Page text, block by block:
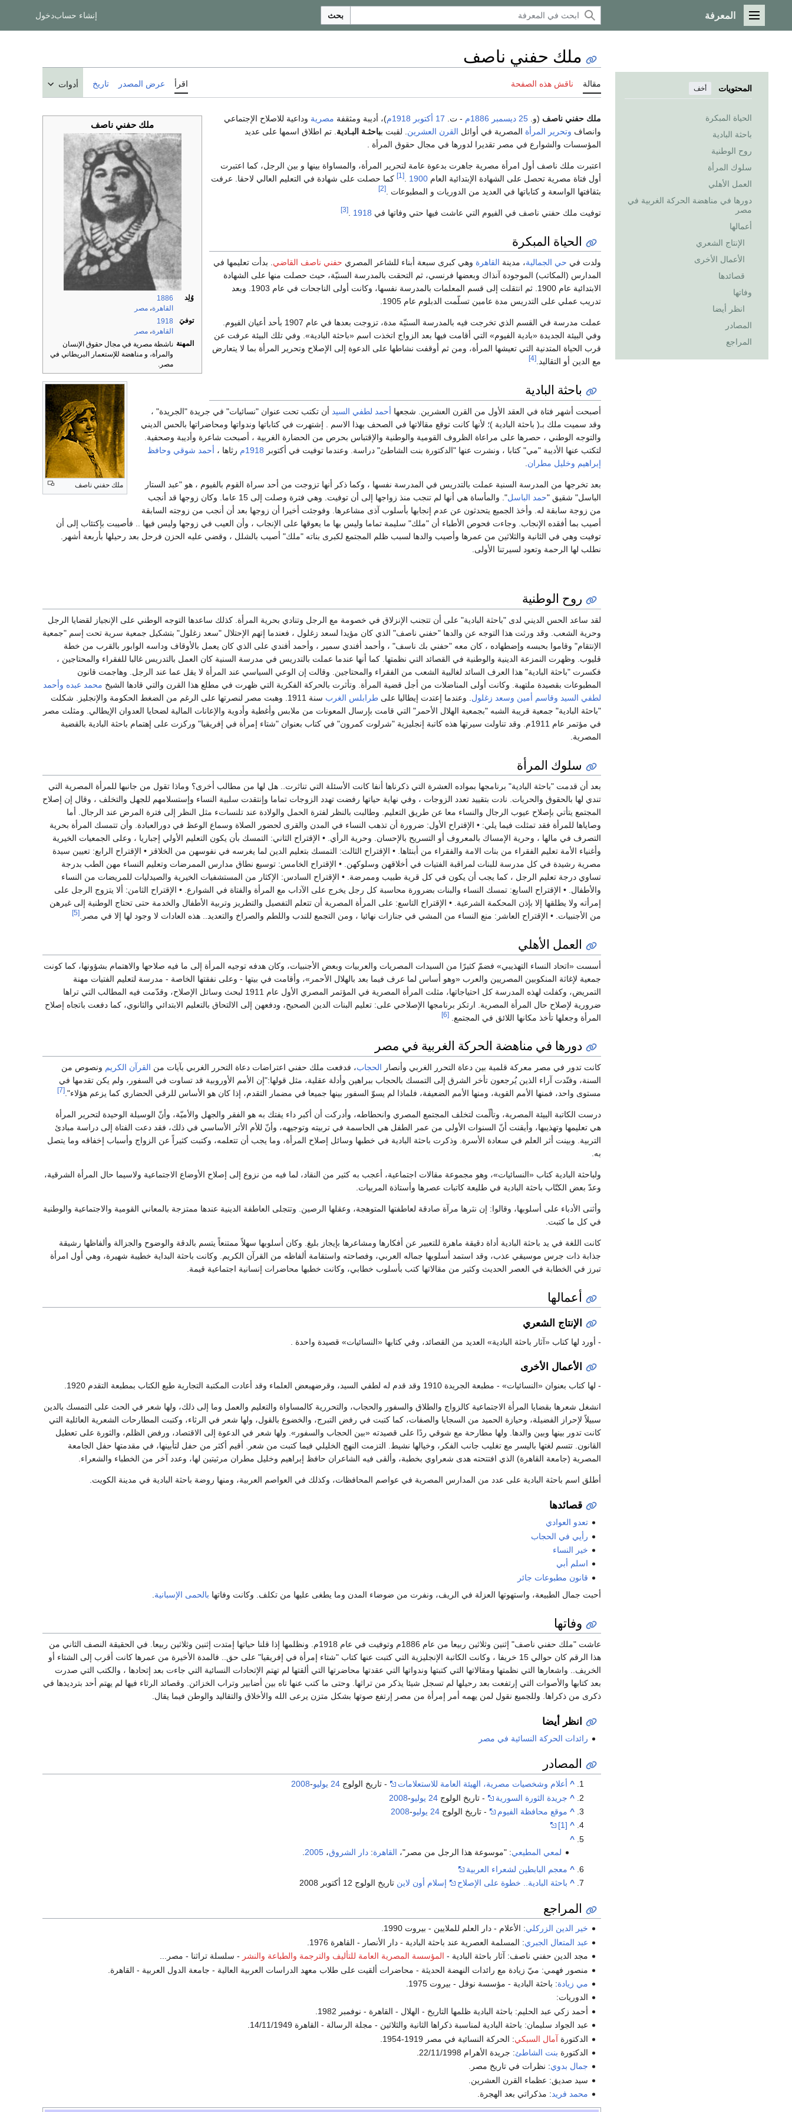
القائمة الرئيسية
المعرفة بحث إنشاء حسابدخول
المحتويات أخف
الحياة المبكرة
باحثة البادية
روح الوطنية
سلوك المرأة
العمل الأهلي
دورها في مناهضة الحركة الغربية في
مصر
أعمالها
الإنتاج الشعري
الأعمال الأخرى
قصائدها
وفاتها
انظر أيضا
المصادر
المراجع
ملك حفني ناصف
مقالة ناقش هذه الصفحة اقرأ عرض المصدر تاريخ أدوات
ملك حفني ناصف
وُلِد
1886
القاهرة، مصر
توفيَ
1918
القاهرة، مصر
المهنة ناشطة مصرية في مجال حقوق الإنسان
والمرأة، و مناهضة للإستعمار البريطاني في
مصر.
ملك حفني ناصف
ملك حفني ناصف (و. 25 ديسمبر 1886م - ت. 17 أكتوبر 1918م )، أديبة ومثقفة مصرية وداعية للاصلاح الإجتماعي
وانصاف وتحرير المرأة المصرية في أوائل القرن العشرين . لقبت بباحثـة البـادية . تم اطلاق اسمها على عديد
المؤسسات والشوارع في مصر تقديرا لدورها في مجال حقوق المرأة .
اعتبرت ملك ناصف أول امرأة مصرية جاهرت بدعوة عامة لتحرير المرأة، والمساواة بينها و بين الرجل، كما اعتبرت
أول فتاة مصرية تحصل على الشهادة الإبتدائية العام 1900
[1]
كما حصلت على شهادة في التعليم العالي لاحقا. عرفت
بثقافتها الواسعة و كتاباتها في العديد من الدوريات و المطبوعات .
[2]
توفيت ملك حفني ناصف في الفيوم التي عاشت فيها حتي وفاتها في 1918
[3]
الحياة المبكرة
ولدت في حي الجمالية، مدينة القاهرة وهي كبرى سبعة أبناء للشاعر المصري حفني ناصف القاضي. بدأت تعليمها في
المدارس (المكاتب) الموجودة آنذاك وبعضها فرنسي، ثم التحقت بالمدرسة السنيّة، حيث حصلت منها على الشهادة
الابتدائية عام 1900. ثم انتقلت إلى قسم المعلمات بالمدرسة نفسها، وكانت أولى الناجحات في عام 1903. وبعد
تدريب عملي على التدريس مدة عامين تسلّمت الدبلوم عام 1905.
عملت مدرسة في القسم الذي تخرجت فيه بالمدرسة السنيّة مدة، تزوجت بعدها في عام 1907 بأحد أعيان الفيوم.
وفي البيئة الجديدة «بادية الفيوم» التي أقامت فيها بعد الزواج اتخذت اسم «باحثة البادية». وفي تلك البيئة عرفت عن
قرب الحياة المتدنية التي تعيشها المرأة، ومن ثم أوقفت نشاطها على الدعوة إلى الإصلاح وتحرير المرأة بما لا يتعارض
مع الدين أو التقاليد.[4]
باحثة البادية
أصبحت أشهر فتاة في العقد الأول من القرن العشرين. شجعها أحمد لطفي السيد أن تكتب تحت عنوان "نسائيات" في جريدة "الجريدة" ،
وقد سميت ملك بـ( باحثة البادية )؛ لأنها كانت توقع مقالاتها في الصحف بهذا الاسم . إشتهرت في كتاباتها وندواتها ومحاضراتها بالحس الديني
والتوجه الوطني ، حصرها على مراعاة الظروف القومية والوطنية والإقتباس بحرص من الحضارة الغربية ، أصبحت شاعرة وأديبة وصحفية.
لتكتب عنها الأديبة "مي" كتابا ، ونشرت عنها "الدكتورة بنت الشاطئ" دراسة. وعندما توفيت في أكتوبر 1918م رثاها ، أحمد شوقي وحافظ
إبراهيم وخليل مطران
بعد تخرجها من المدرسة السنية عملت بالتدريس في المدرسة نفسها ، وكما ذكر أنها تزوجت من أحد سراة القوم بالفيوم ، هو "عبد الستار
الباسل" شقيق "حمد الباسل
". والمأساة هي أنها لم تنجب منذ زواجها إلى أن توفيت. وهي فترة وصلت إلى 15 عاما. وكان زوجها قد أنجب
من زوجة سابقة له. وأخذ الجميع يتحدثون عن عدم إنجابها بأسلوب آذى مشاعرها. وفوجئت أخيرا أن زوجها بعد أن أنجب من زوجته السابقة
أصيب بما أفقده الإنجاب. وجاءت فحوص الأطباء أن "ملك" سليمة تماما وليس بها ما يعوقها على الإنجاب ، وأن العيب في زوجها وليس فيها .. فأصيبت بإكتئاب إلى أن
توفيت وهي في الثانية والثلاثين من عمرها وأصيب والدها لسبب ظلم المجتمع لكبرى بناته "ملك" أصيب بالشلل ، وقضي عليه الحزن فرحل بعد رحيلها بأربعة أشهر.
نطلب لها الرحمة وتعود لسيرتنا الأولى.
روح الوطنية
لقد ساعد الحس الديني لدى "باحثة البادية" على أن تتجنب الإنزلاق في خصومة مع الرجل وتنادي بحرية المرأة. كذلك ساعدها التوجه الوطني على الإنجياز لقضايا الرجل
وحرية الشعب. وقد ورثت هذا التوجه عن والدها "حفني ناصف" الذي كان مؤيدا لسعد زغلول ، فعندما إتهم الإحتلال "سعد زغلول" بتشكيل جمعية سرية تحت إسم "جمعية
الإنتقام" وقاموا بحبسه وإضطهاده ، كان معه "حفني بك ناسف" ، وأحمد أفندي سمير ، وأحمد أفندي على الذي كان يعمل بالأوقاف وداسه الوابور بالقرب من خطة
قليوب. وظهرت النمزعة الدينية والوطنية في القصائد التي نظمتها. كما أنها عندما عملت بالتدريس في مدرسة السنية كان العمل بالتدريس غالبا للفقراء والمحتاجين ،
فكسرت "باحثة البادية" هذا العرف السائد لغالبية الشعب من الفقراء والمحتاجين. وقالت إن الوعي السياسي عند المرأة لا يقل عما عند الرجل. وهاجمت قانون
المطبوعات بقصيدة ملتهبة. وكانت أولى المناضلات من أجل قضية المرأة. وتأثرت بالحركة الفكرية التي ظهرت في مطلع هذا القرن والتي قادها الشيخ محمد عبده وأحمد
لطفي السيد وقاسم أمين وسعد زغلول . وعندما إعتدت إيطاليا على طرابلس الغرب
سنة 1911. وهبت مصر لنصرتها على الرغم من الضغط الحكومة والإنجليز. شكلت
"باحثة البادية" جمعية قريبة الشبه "بجمعية الهلال الأحمر" التي قامت بإرسال المعونات من ملابس وأغطية وأدوية والإعانات المالية لضحايا العدوان الإيطالي. ومثلت مصر
في مؤتمر عام 1911م. وقد تناولت سيرتها هذه كاتبة إنجليزية "شرلوت كمرون" في كتاب بعنوان "شتاء إمرأة في إفريقيا" وركزت على إهتمام باحثة البادية بالقضية
المصرية.
سلوك المرأة
بعد أن قدمت "باحثة البادية" برنامجها بمواده العشرة التي ذكرناها أنفا كانت الأسئلة التي تناثرت.. هل لها من مطالب أخرى؟ وماذا تقول من جانبها للمرأة المصرية التي
تندي لها بالحقوق والحريات. نادت بتقييد تعدد الزوجات ، وفي نهاية حياتها رفضت تهدد الزوجات تماما وإنتقدت سلبية النساء وإستسلامهم للجهل والتخلف ، وقال إن إصلاح
المجتمع يتأتي بإصلاح عيوب الرجال والنساء معا عن طريق التعليم. وطالبت بالنظر لفترة الحمل والولادة عند تلنساتء مثل النظر إلى فترة المرض عند الرجال. أما
وصاياها للمرأة فقد تمثلت فيما يلي: • الإقتراح الأول: ضرورة أن تذهب النساء في المدن والقرى لحضور الصلاة وسماع الوعظ في دورالعبادة. وأن تتمسك المرأة بحرية
التصرف في مالها ، وحرية الإمساك بالمعروف أو التسريح بالإحسان. وحرية الرأي. • الإقتراح الثاني: التمسك بأن يكون التعليم الأولي إجباريا ، وعلى الجمعيات الخيرية
وأغنياء الأمة تعليم الفقراء من بنات الامة والفقراء من أبنئاها. • الإقتراح الثالث: التمسك بتعليم الدين لما يغرسه في نفوسهن من الخلاقز • الإقتراح الرابع: تعيين سيدة
مصرية رشيدة في كل مدرسة للبنات لمراقبة الفتيات في أخلاقهن وسلوكهن. • الإقتراح الخامس: توسيع نطاق مدارس الممرضات وتعليم النساء مهن الطب بدرجة
تساوي درجة تعليم الرجل ، كما يجب أن يكون في كل قرية طبيب وممرضة. • الإقتراح السادس: الإكثار من المستشفيات الخيرية والصيدليات للمريضات من النساء
والأطفال. • الإقتراح السابع: تمسك النساء والبنات بضرورة محاسبة كل رجل يخرج على الآداب مع المرأة والفتاة في الشوارع. • الإقتراح الثامن: ألا يتزوج الرجل على
إمرأته ولا يطلقها إلا بإذن المحكمة الشرعية. • الإقتراح التاسع: على المرأة المصرية أن تتعلم التفصيل والتطريز وتربية الأطفال والخدمة حتى تحتاج الوطنية إلى غيرهن
من الأجنبيات. • الإقتراح العاشر: منع النساء من المشي في جنازات نهائيا ، ومن التجمع للندب واللطم والصراخ والتعديد.. هذه العادات لا وجود لها إلا في مصر.[5]
العمل الأهلي
أسست «اتحاد النساء التهذيبي» فضمّ كثيرًا من السيدات المصريات والعربيات وبعض الأجنبيات، وكان هدفه توجيه المرأة إلى ما فيه صلاحها والاهتمام بشؤونها، كما كونت
جمعية لإغاثة المنكوبين المصريين والعرب «وهو أساس لما عرف فيما بعد بالهلال الأحمر»، وأقامت في بيتها - وعلى نفقتها الخاصة - مدرسة لتعليم الفتيات مهنة
التمريض، وكفلت لهذه المدرسة كل احتياجاتها، مثلت المرأة المصرية في المؤتمر المصري الأول عام 1911 لبحث وسائل الإصلاح، وقدّمت فيه المطالب التي تراها
ضرورية لإصلاح حال المرأة المصرية. ارتكز برنامجها الإصلاحي على: تعليم البنات الدين الصحيح، ودفعهن إلى الالتحاق بالتعليم الابتدائي والثانوي، كما دفعت باتجاه إصلاح
المرأة وجعلها تأخذ مكانها اللائق في المجتمع.
[6]
دورها في مناهضة الحركة الغربية في مصر
كانت تدور في مصر معركة قلمية بين دعاة التحرر الغربي وأنصار الحجاب، فدفعت ملك حفني اعتراضات دعاة التحرر الغربي بآيات من القرآن الكريم ونصوص من
السنة، وفنّدت آراء الذين يُرجعون تأخر الشرق إلى التمسك بالحجاب ببراهين وأدلة عقلية، مثل قولها:"إن الأمم الأوروبية قد تساوت في السفور، ولم يكن تقدمها في
مستوى واحد، فمنها الأمم القوية، ومنها الأمم الضعيفة، فلماذا لم يسوّ السفور بينها جميعا في مضمار التقدم، إذا كان هو الأساس للرقي الحضاري كما يزعم هؤلاء". [7]
درست الكاتبة البيئة المصرية، وتألّمت لتخلف المجتمع المصري وانحطاطه، وأدركت أن أكبر داء يفتك به هو الفقر والجهل والأميّة، وأنّ الوسيلة الوحيدة لتحرير المرأة
هي تعليمها وتهذيبها، وأيقنت أنّ السنوات الأولى من عمر الطفل هي الحاسمة في تربيته وتوجيهه، وأنّ للأم الأثر الأساسي في ذلك، فقد دعت الفتاة إلى دراسة مبادئ
التربية. وبينت أثر العلم في سعادة الأسرة. وذكرت باحثة البادية في خطبها وسائل إصلاح المرأة، وما يجب أن تتعلمه، وكتبت كثيراً عن الزواج وأسباب إخفاقه وما يتصل
به.
ولباحثة البادية كتاب «النسائيات»، وهو مجموعة مقالات اجتماعية، أعجب به كثير من النقاد، لما فيه من نزوع إلى إصلاح الأوضاع الاجتماعية ولاسيما حال المرأة الشرقية،
وعدّ بعض الكتّاب باحثة البادية في طليعة كاتبات عصرها وأستاذة المربيات.
وأثنى الأدباء على أسلوبها، وقالوا: إن نثرها مرآة صادقة لعاطفتها المتوهجة، وعقلها الرصين. وتتجلى العاطفة الدينية عندها ممتزجة بالمعاني القومية والاجتماعية والوطنية
في كل ما كتبت.
كانت اللغة في يد باحثة البادية أداة دقيقة ماهرة للتعبير عن أفكارها ومشاعرها بإيجاز بليغ. وكان أسلوبها سهلاً ممتنعاً يتسم بالدقة والوضوح والجزالة وألفاظها رشيقة
جذابة ذات جرس موسيقي عذب، وقد استمد أسلوبها جماله العربي، وفصاحته واستقامة ألفاظه من القرآن الكريم. وكانت باحثة البداية خطيبة شهيرة، وهي أول امرأة
تبرز في الخطابة في العصر الحديث وكثير من مقالاتها كتب بأسلوب خطابي، وكانت خطبها محاضرات إنسانية اجتماعية قيمة.
أعمالها
الإنتاج الشعري
- أورد لها كتاب «آثار باحثة البادية» العديد من القصائد، وفي كتابها «النسائيات» قصيدة واحدة .
الأعمال الأخرى
- لها كتاب بعنوان «النسائيات» - مطبعة الجريدة 1910 وقد قدم له لطفي السيد، وقرضهبعض العلماء وقد أعادت المكتبة التجارية طبع الكتاب بمطبعة التقدم 1920.
انشغل شعرها بقضايا المرأة الاجتماعية كالزواج والطلاق والسفور والحجاب، والتحررية كالمساواة والتعليم والعمل وما إلى ذلك، ولها شعر في الحث على التمسك بالدين
سبيلاً لإحراز الفضيلة، وحيازة الحميد من السجايا والصفات، كما كتبت في رفض التبرج، والخضوع بالقول، ولها شعر في الرثاء، وكتبت المطارحات الشعرية العائلية التي
كانت تدور بينها وبين والدها. ولها مطارحة مع شوقي ردًا على قصيدته «بين الحجاب والسفور». ولها شعر في الدعوة إلى الاقتصاد، ورفض الظلم، والثورة على تعطيل
القانون. تتسم لغتها باليسر مع تغليب جانب الفكر، وخيالها نشيط. التزمت النهج الخليلي فيما كتبت من شعر. أقيم أكثر من حفل لتأبينها، في مقدمتها حفل الجامعة
المصرية (جامعة القاهرة) الذي افتتحته هدى شعراوي بخطبة، وألقى فيه الشاعران حافظ إبراهيم وخليل مطران مرثيتين لها، وعدد آخر من الخطباء والشعراء.
أطلق اسم باحثة البادية على عدد من المدارس المصرية في عواصم المحافظات، وكذلك في العواصم العربية، ومنها روضة باحثة البادية في مدينة الكويت.
قصائدها
تعدو العوادي
رأيي في الحجاب
خير النساء
اسلم أبي
قانون مطبوعات جائر
أحبت جمال الطبيعة، واستهوتها العزلة في الريف، ونفرت من ضوضاء المدن وما يطغى عليها من تكلف. وكانت وفاتها بالحمى الإسبانية
وفاتها
عاشت "ملك حفني ناصف" إثنين وثلاثين ربيعا من عام 1886م وتوفيت في عام 1918م. ونظلمها إذا قلنا حياتها إمتدت إثنين وثلاثين ربيعا. في الحقيقة النصف الثاني من
هذا الرقم كان حوالي 15 خريفا ، وكانت الكاتبة الإنجليزية التي كتبت عنها كتاب "شتاء إمرأة في إفريقيا" على حق.. فالمدة الأخيرة من عمرها كانت أقرب إلى الشتاء أو
الخريف.. واشعارها التي نظمتها ومقالاتها التي كتبتها وندواتها التي عقدتها محاضرتها التي ألقتها لم تهتم الإتحادات النسائية التي جاءت بعد إتحادها ، والكتب التي صدرت
بعد كتابها والأصوات التي إرتفعت بعد رحيلها لم تسجل شيئا يذكر من تراثها. وحتى ما كتب عنها تاه بين أضابير وتراب الخزائن. وقصائد الرثاء فيها لم يهتم أحد بترديدها في
ذكرى من ذكراها. وللجميع نقول لمن يهمه أمر إمرأة من مصر إرتفع صوتها بشكل متزن يرعى الله والأخلاق والتقاليد والوطن فيما يقال.
انظر أيضا
رائدات الحركة النسائية في مصر
المصادر
^ أعلام وشخصيات مصرية، الهيئة العامة للاستعلامات - تاريخ الولوج 24 يوليو -
2008
^ جريدة الثورة السورية - تاريخ الولوج 24 يوليو -
2008
^ موقع محافظة الفيوم - تاريخ الولوج 24 يوليو -
2008
^
[1]
^
لمعي المطيعي: "موسوعة هذا الرجل من مصر"، القاهرة:دار الشروق،2005
^ معجم البابطين لشعراء العربية
^ باحثة البادية.. خطوة على الإصلاح إسلام أون لاين تاريخ الولوج 12 أكتوبر 2008
المراجع
خير الدين الزركلي: الأعلام - دار العلم للملايين - بيروت 1990.
عبد المتعال الجبري: المسلمة العصرية عند باحثة البادية - دار الأنصار - القاهرة 1976.
مجد الدين حفني ناصف: آثار باحثة البادية - المؤسسة المصرية العامة للتأليف والترجمة والطباعة والنشر - سلسلة تراثنا - مصر...
منصور فهمي: ميّ زيادة مع رائدات النهضة الحديثة - محاضرات ألقيت على طلاب معهد الدراسات العربية العالية - جامعة الدول العربية - القاهرة.
مي زيادة: باحثة البادية - مؤسسة نوفل - بيروت 1975.
الدوريات:
أحمد زكي عبد الحليم: باحثة البادية ظلمها التاريخ - الهلال - القاهرة - نوفمبر 1982.
عبد الجواد سليمان: باحثة البادية لمناسبة ذكراها الثانية والثلاثين - مجلة الرسالة - القاهرة 14/11/1949.
الدكتورةآمال السبكي: الحركة النسائية في مصر 1919-1954.
الدكتورة بنت الشاطئ: جريدة الأهرام 22/11/1998.
جمال بدوي: نظرات في تاريخ مصر.
سيد صديق: عظماء القرن العشرين.
محمد فريد: مذكراتي بعد الهجرة.